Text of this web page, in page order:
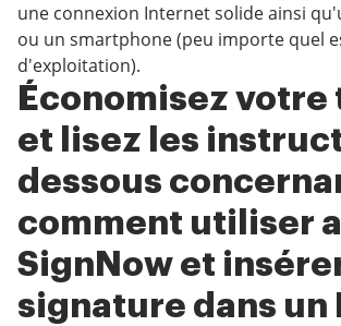
une connexion Internet solide ainsi
ou un smartphone (peu importe quel
d'exploitation).
Économisez votre
et lisez les
dessous
comment utiliser
SignNow et
signature dans un